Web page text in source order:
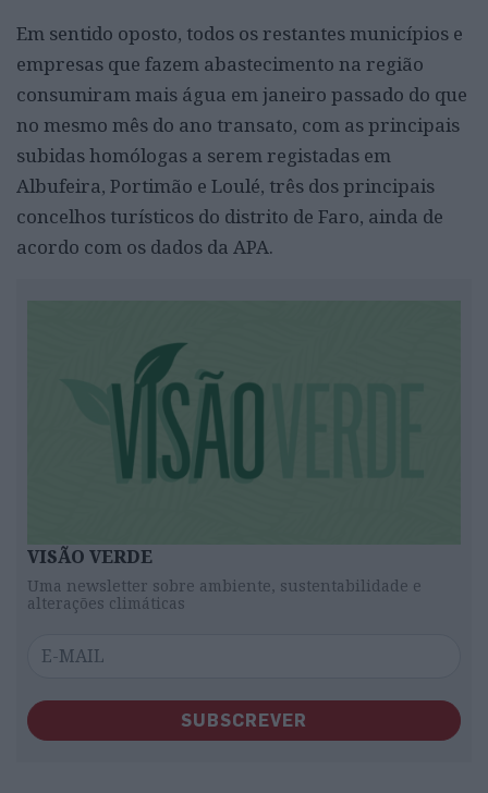
Em sentido oposto, todos os restantes municípios e
empresas que fazem abastecimento na região
consumiram mais água em janeiro passado do que
no mesmo mês do ano transato, com as principais
subidas homólogas a serem registadas em
Albufeira, Portimão e Loulé, três dos principais
concelhos turísticos do distrito de Faro, ainda de
acordo com os dados da APA.
VISÃO VERDE
Uma newsletter sobre ambiente, sustentabilidade e
alterações climáticas
SUBSCREVER